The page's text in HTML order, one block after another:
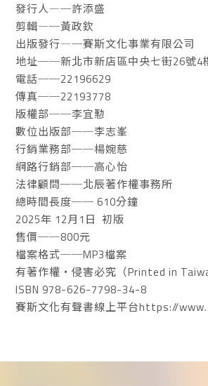
發行人―─許添盛
剪輯―─黃政欽
出版發行―─賽斯文化事業有限公司
地址──新北市新店區中央七街26號4
電話──22196629
傳真──22193778
版權部──李宜懃
數位出版部──李志峯
行銷業務部──楊婉慈
網路行銷部──高心怡
法律顧問──北辰著作權事務所
總時間長度── 610分鐘
2025年 12月1日 初版
售價──800元
檔案格式──MP3檔案
有著作權‧侵害必究（Printed in
ISBN 978-626-7798-34-8
賽斯文化有聲書線上平台https://